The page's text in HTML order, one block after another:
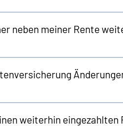
neben meiner Rente
weiterhin eingezahlten